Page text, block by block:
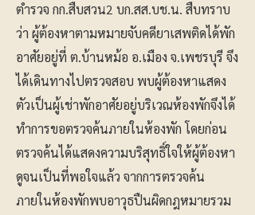
ตำรวจ กก.สืบสวน2 บก.สส.บช.น. สืบทราบ
ว่า ผู้ต้องหาตามหมายจับคดียาเสพติดได้พัก
อาศัยอยู่ที่ ต.บ้านหม้อ อ.เมือง จ.เพชรบุรี จึง
ได้เดินทางไปตรวจสอบ พบผู้ต้องหาแสดง
ตัวเป็นผู้เช่าพักอาศัยอยู่บริเวณห้องพักจึงได้
ทำการขอตรวจค้นภายในห้องพัก โดยก่อน
ตรวจค้นได้แสดงความบริสุทธิ์ใจให้ผู้ต้องหา
ดูจนเป็นที่พอใจแล้ว จากการตรวจค้น
ภายในห้องพักพบอาวุธปืนผิดกฎหมายรวม